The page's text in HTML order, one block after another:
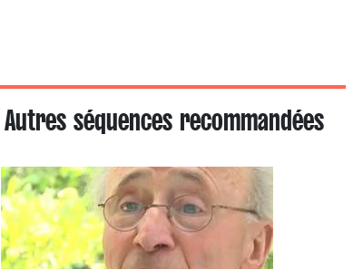
Autres séquences recommandées